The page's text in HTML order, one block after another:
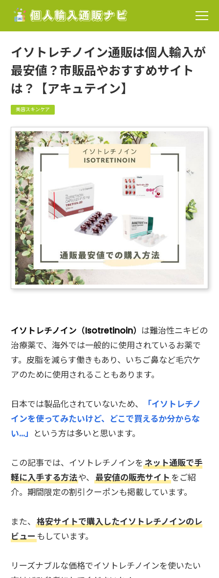
イソトレチノイン通販は個人輸入が
最安値？市販品やおすすめサイト
は？【アキュテイン】
美容スキンケア
イソトレチノイン（Isotretinoin） は難治性ニキビの
治療薬で、海外では一般的に使用されているお薬で
す。皮脂を減らす働きもあり、いちご鼻など毛穴ケ
アのために使用されることもあります。
日本では製品化されていないため、
「イソトレチノ
インを使ってみたいけど、どこで買えるか分からな
い…」 という方は多いと思います。
この記事では、イソトレチノインをネット通販で手
軽に入手する方法や、最安値の販売サイトをご紹
介。期間限定の割引クーポンも掲載しています。
また、格安サイトで購入したイソトレチノインのレ
ビューもしています。
リーズナブルな価格でイソトレチノインを使いたい